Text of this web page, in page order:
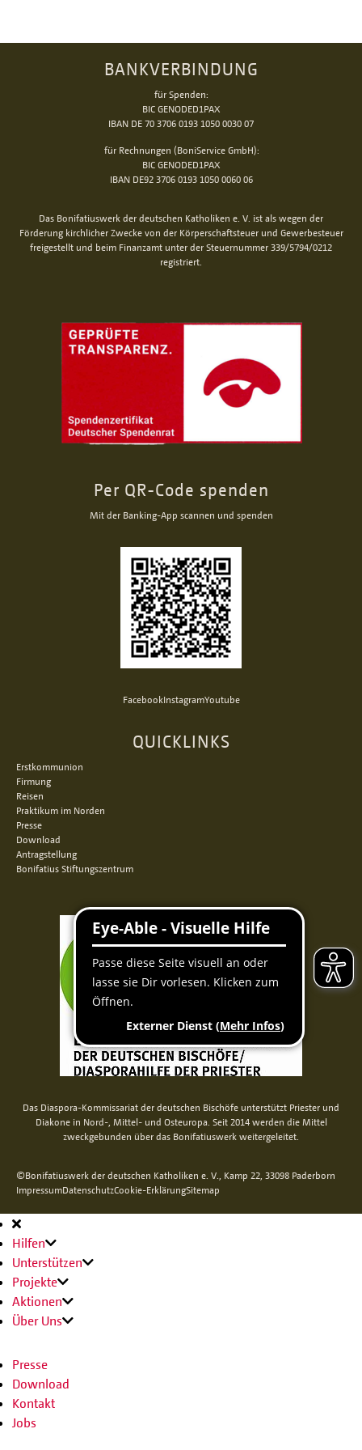
BANKVERBINDUNG
für Spenden:
BIC GENODED1PAX
IBAN DE 70 3706 0193 1050 0030 07
für Rechnungen (BoniService GmbH):
BIC GENODED1PAX
IBAN DE92 3706 0193 1050 0060 06
Das Bonifatiuswerk der deutschen Katholiken e. V. ist als wegen der
Förderung kirchlicher Zwecke von der Körperschaftsteuer und Gewerbesteuer
freigestellt und beim Finanzamt unter der Steuernummer 339/5794/0212
registriert.
Per QR-Code spenden
Mit der Banking-App scannen und spenden
FacebookInstagramYoutube
QUICKLINKS
Erstkommunion
Firmung
Reisen
Praktikum im Norden
Presse
Download
Antragstellung
Bonifatius Stiftungszentrum
Das Diaspora-Kommissariat der deutschen Bischöfe unterstützt Priester und
Diakone in Nord-, Mittel- und Osteuropa. Seit 2014 werden die Mittel
zweckgebunden über das Bonifatiuswerk weitergeleitet.
©Bonifatiuswerk der deutschen Katholiken e. V., Kamp 22, 33098 Paderborn
ImpressumDatenschutzCookie-ErklärungSitemap
Hauptnavigation
Hilfen
Unterstützen
Projekte
Aktionen
Über Uns
Presse
Download
Kontakt
Jobs